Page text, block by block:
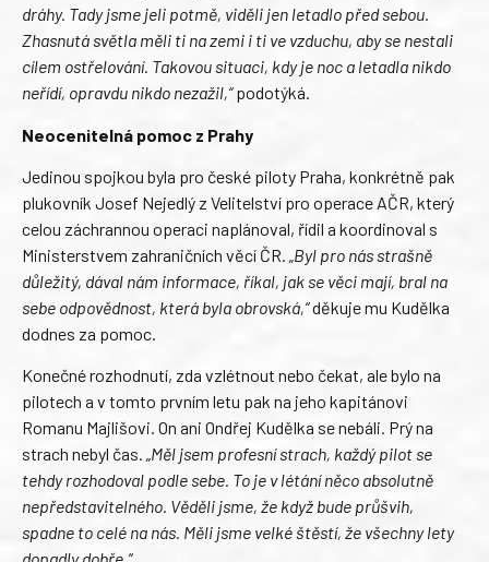
dráhy. Tady jsme jeli potmě, viděli jen letadlo před sebou.
Zhasnutá světla měli ti na zemi i ti ve vzduchu, aby se nestali
cílem ostřelování. Takovou situaci, kdy je noc a letadla nikdo
neřídí, opravdu nikdo nezažil,“podotýká.
Neocenitelná pomoc z Prahy
Jedinou spojkou byla pro české piloty Praha, konkrétně pak
plukovník Josef Nejedlý z Velitelství pro operace AČR, který
celou záchrannou operaci naplánoval, řídil a koordinoval s
Ministerstvem zahraničních věcí ČR. „Byl pro nás strašně
důležitý, dával nám informace, říkal, jak se věci mají, bral na
sebe odpovědnost, která byla obrovská,“děkuje mu Kudělka
dodnes za pomoc.
Konečné rozhodnutí, zda vzlétnout nebo čekat, ale bylo na
pilotech a v tomto prvním letu pak na jeho kapitánovi
Romanu Majlišovi. On ani Ondřej Kudělka se nebáli. Prý na
strach nebyl čas. „Měl jsem profesní strach, každý pilot se
tehdy rozhodoval podle sebe. To je v létání něco absolutně
nepředstavitelného. Věděli jsme, že když bude průšvih,
spadne to celé na nás. Měli jsme velké štěstí, že všechny lety